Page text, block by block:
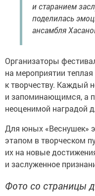
и старанием
поделилась
ансамбля
Организаторы
на мероприятии
к творчеству. Каждый
и запоминающимся, а
неоценимой наградой
Для юных «Веснушек»
этапом в творческом
их на новые
и заслуженное
Фото со страницы